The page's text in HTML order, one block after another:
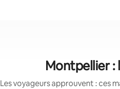
Montpellier :
Les voyageurs approuvent : ces